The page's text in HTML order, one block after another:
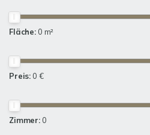
Fläche: 0 m²
Preis: 0 €
Zimmer: 0